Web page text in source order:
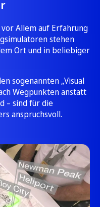
Allem auf Erfahrung
stehen
Ort und in beliebiger
sogenannten „Visual
Wegpunkten anstatt
– sind für die
anspruchsvoll.